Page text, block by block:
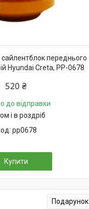
сайлентблок переднього
Hyundai Creta, PP-0678
520 ₴
до відправки
і в роздріб
pp0678
Купити
Подарунок